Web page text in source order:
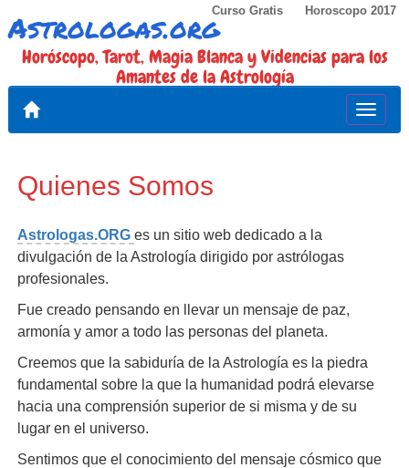
Curso Gratis Horoscopo 2017
Skip
content
Astrologas.org
Horóscopo, Tarot, Magia Blanca y Videncias para los
Amantes de la Astrología
Toggle
Quienes Somos
Astrologas.ORG es un sitio web dedicado a la
divulgación de la Astrología dirigido por astrólogas
profesionales.
Fue creado pensando en llevar un mensaje de paz,
armonía y amor a todo las personas del planeta.
Creemos que la sabiduría de la Astrología es la piedra
fundamental sobre la que la humanidad podrá elevarse
hacia una comprensión superior de si misma y de su
lugar en el universo.
Sentimos que el conocimiento del mensaje cósmico que